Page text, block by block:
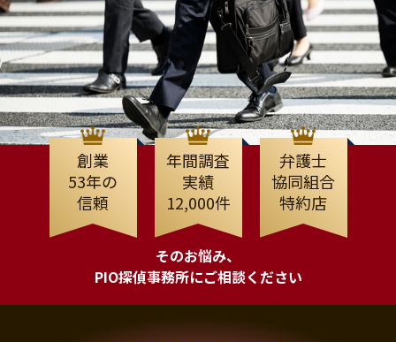
創業
53年の
信頼
年間調査
実績
12,000件
弁護士
協同組合
特約店
そのお悩み、
PIO探偵事務所にご相談ください